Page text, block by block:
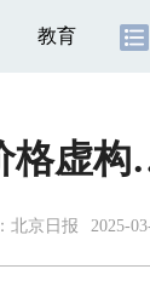
教育
格虚
北京日报 2025-